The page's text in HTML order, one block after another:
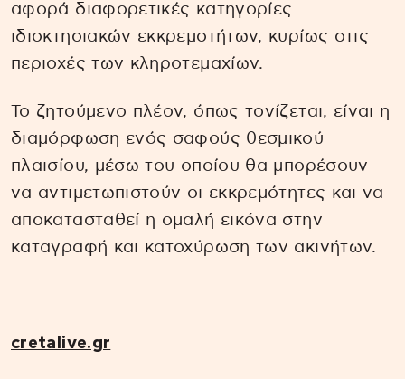
αφορά διαφορετικές κατηγορίες
ιδιοκτησιακών εκκρεμοτήτων, κυρίως στις
περιοχές των κληροτεμαχίων.
Το ζητούμενο πλέον, όπως τονίζεται, είναι η
διαμόρφωση ενός σαφούς θεσμικού
πλαισίου, μέσω του οποίου θα μπορέσουν
να αντιμετωπιστούν οι εκκρεμότητες και να
αποκατασταθεί η ομαλή εικόνα στην
καταγραφή και κατοχύρωση των ακινήτων.
cretalive.gr